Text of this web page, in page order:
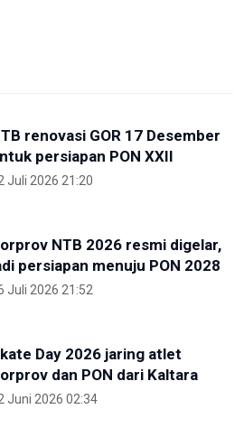
renovasi GOR 17 Desember
persiapan PON XXII
Juli 2026 21:20
NTB 2026 resmi digelar,
persiapan menuju PON 2028
Juli 2026 21:52
Day 2026 jaring atlet
dan PON dari Kaltara
Juni 2026 02:34